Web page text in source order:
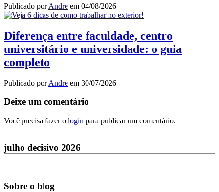
Publicado porAndre em 04/08/2026
Diferença entre faculdade, centro
universitário e universidade: o guia
completo
Publicado porAndre em 30/07/2026
Deixe um comentário
Você precisa fazer o login para publicar um comentário.
julho decisivo 2026
Sobre o blog